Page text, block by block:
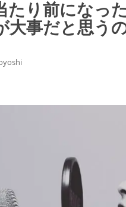
たり前になっ
大事だと思う